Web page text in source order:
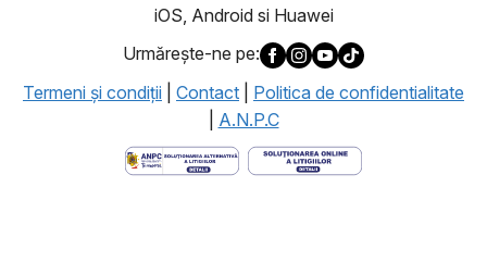
iOS, Android si Huawei
Urmăreşte-ne pe:
Termeni şi condiţii
Contact
Politica de confidentialitate
A.N.P.C